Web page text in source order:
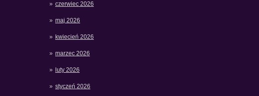
czerwiec 2026
maj 2026
kwiecień 2026
marzec 2026
luty 2026
styczeń 2026